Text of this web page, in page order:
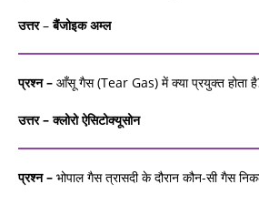
उत्तर–बैंजोइक अम्‍ल
प्रश्न – आँसू गैस (Tear Gas) में क्या प्रयुक्‍त होता
उत्तर – क्‍लोरो ऐसिटोक्‍यूसोन
प्रश्न – भोपाल गैस त्रासदी के दौरान कौन-सी गैस